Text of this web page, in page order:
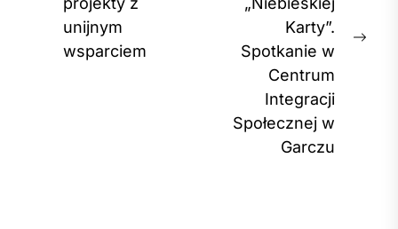
post:unijnym
wsparciem
Karty”.
Spotkanie w
Centrum
Integracji
Społecznej w
Garczu